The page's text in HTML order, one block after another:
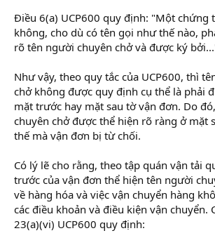
Điều 6(a) UCP600 quy định: "Một chứng
không, cho dù có tên gọi như thế nào,
rõ tên người chuyên chở và được ký
Như vậy, theo quy tắc của UCP600, thì
chở không được quy định cụ thể là phải
mặt trước hay mặt sau tờ vận đơn. Do
chuyên chở được thể hiện rõ ràng ở mặt
thế mà vận đơn bị từ chối.
Có lý lẽ cho rằng, theo tập quán vận tải
trước của vận đơn thể hiện tên người
về hàng hóa và việc vận chuyển hàng
các điều khoản và điều kiện vận chuyển.
23(a)(vi) UCP600 quy định: